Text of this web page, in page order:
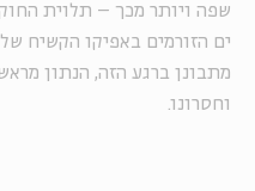
שפה ויותר מכך – תלוית
ים הזורמים באפיקו הקשיח
מתבונן ברגע הזה, הנתון
וחסרונו.